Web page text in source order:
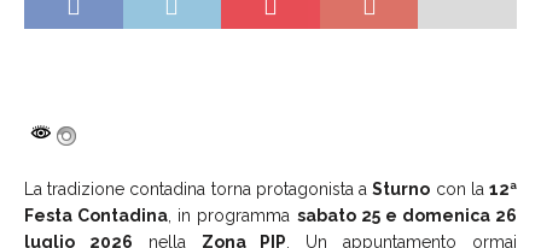
La tradizione contadina torna protagonista aSturno con la12ª
Festa Contadina , in programma sabato 25 e domenica 26
luglio 2026 nella Zona PIP . Un appuntamento ormai